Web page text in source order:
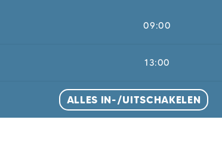
09:00
13:00
ALLES IN-/UITSCHAKELEN